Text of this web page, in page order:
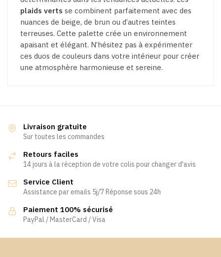
plaids verts se combinent parfaitement avec des
nuances de beige, de brun ou d’autres teintes
terreuses. Cette palette crée un environnement
apaisant et élégant. N’hésitez pas à expérimenter
ces duos de couleurs dans votre intérieur pour créer
une atmosphère harmonieuse et sereine.
Livraison gratuite
Sur toutes les commandes
Retours faciles
14 jours à la réception de votre colis pour changer d'avis
Service Client
Assistance par emails 5j/7 Réponse sous 24h
Paiement 100% sécurisé
PayPal / MasterCard / Visa